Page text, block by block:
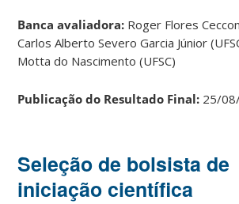
Banca avaliadora: Roger Flores
Carlos Alberto Severo Garcia Júnior
Motta do Nascimento (UFSC)
Publicação do Resultado Final: 25/
Seleção de bolsista de
iniciação científica